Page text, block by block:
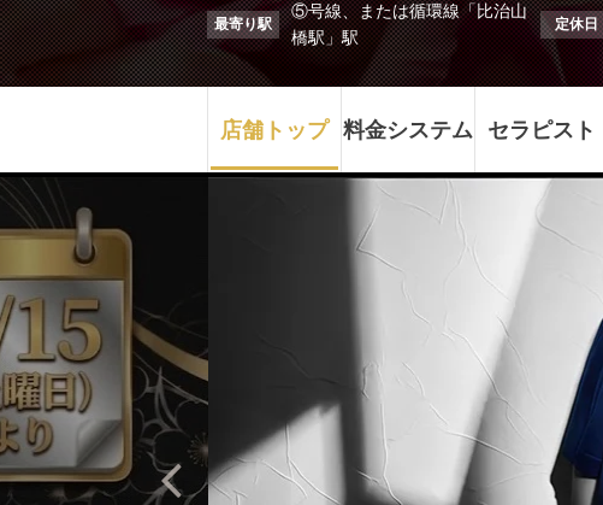
最寄り駅
⑤号線、または循環線「比治山
橋駅」駅
定休日
店舗トップ 料金システム セラピスト